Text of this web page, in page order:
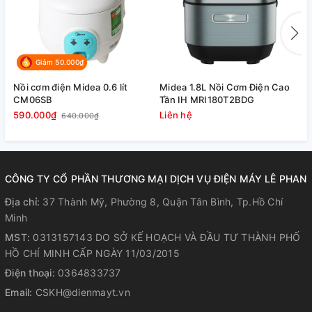
Giảm 50.000₫
Nồi cơm điện Midea 0.6 lít
CM06SB
590.000₫ 640.000₫
Midea 1.8L Nồi Cơm Điện Cao
Tần IH MRI180T2BDG
Liên hệ
CÔNG TY CỔ PHẦN THƯƠNG MẠI DỊCH VỤ ĐIỆN MÁY LÊ PHAN
Địa chỉ: 37 Thành Mỹ, Phường 8, Quận Tân Bình, Tp.Hồ Chí
Minh
MST: 0313157143 DO SỞ KẾ HOẠCH VÀ ĐẦU TƯ THÀNH PHỐ
HỒ CHÍ MINH CẤP NGÀY 11/03/2015
Điện thoại: 0364833737
Email: CSKH@dienmayt.vn